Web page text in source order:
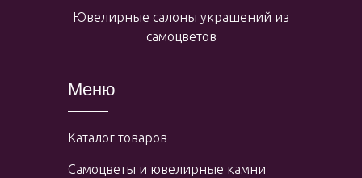
Меню
Каталог товаров
Самоцветы и ювелирные камни
Ювелирные салоны украшений из
самоцветов